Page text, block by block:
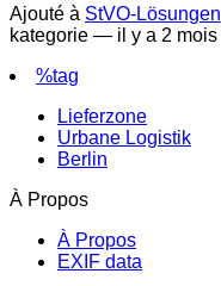
Ajouté à StVO-Lösungen
kategorie — il y a 2 mois
%tag
Lieferzone
Urbane Logistik
Berlin
À Propos
À Propos
EXIF data